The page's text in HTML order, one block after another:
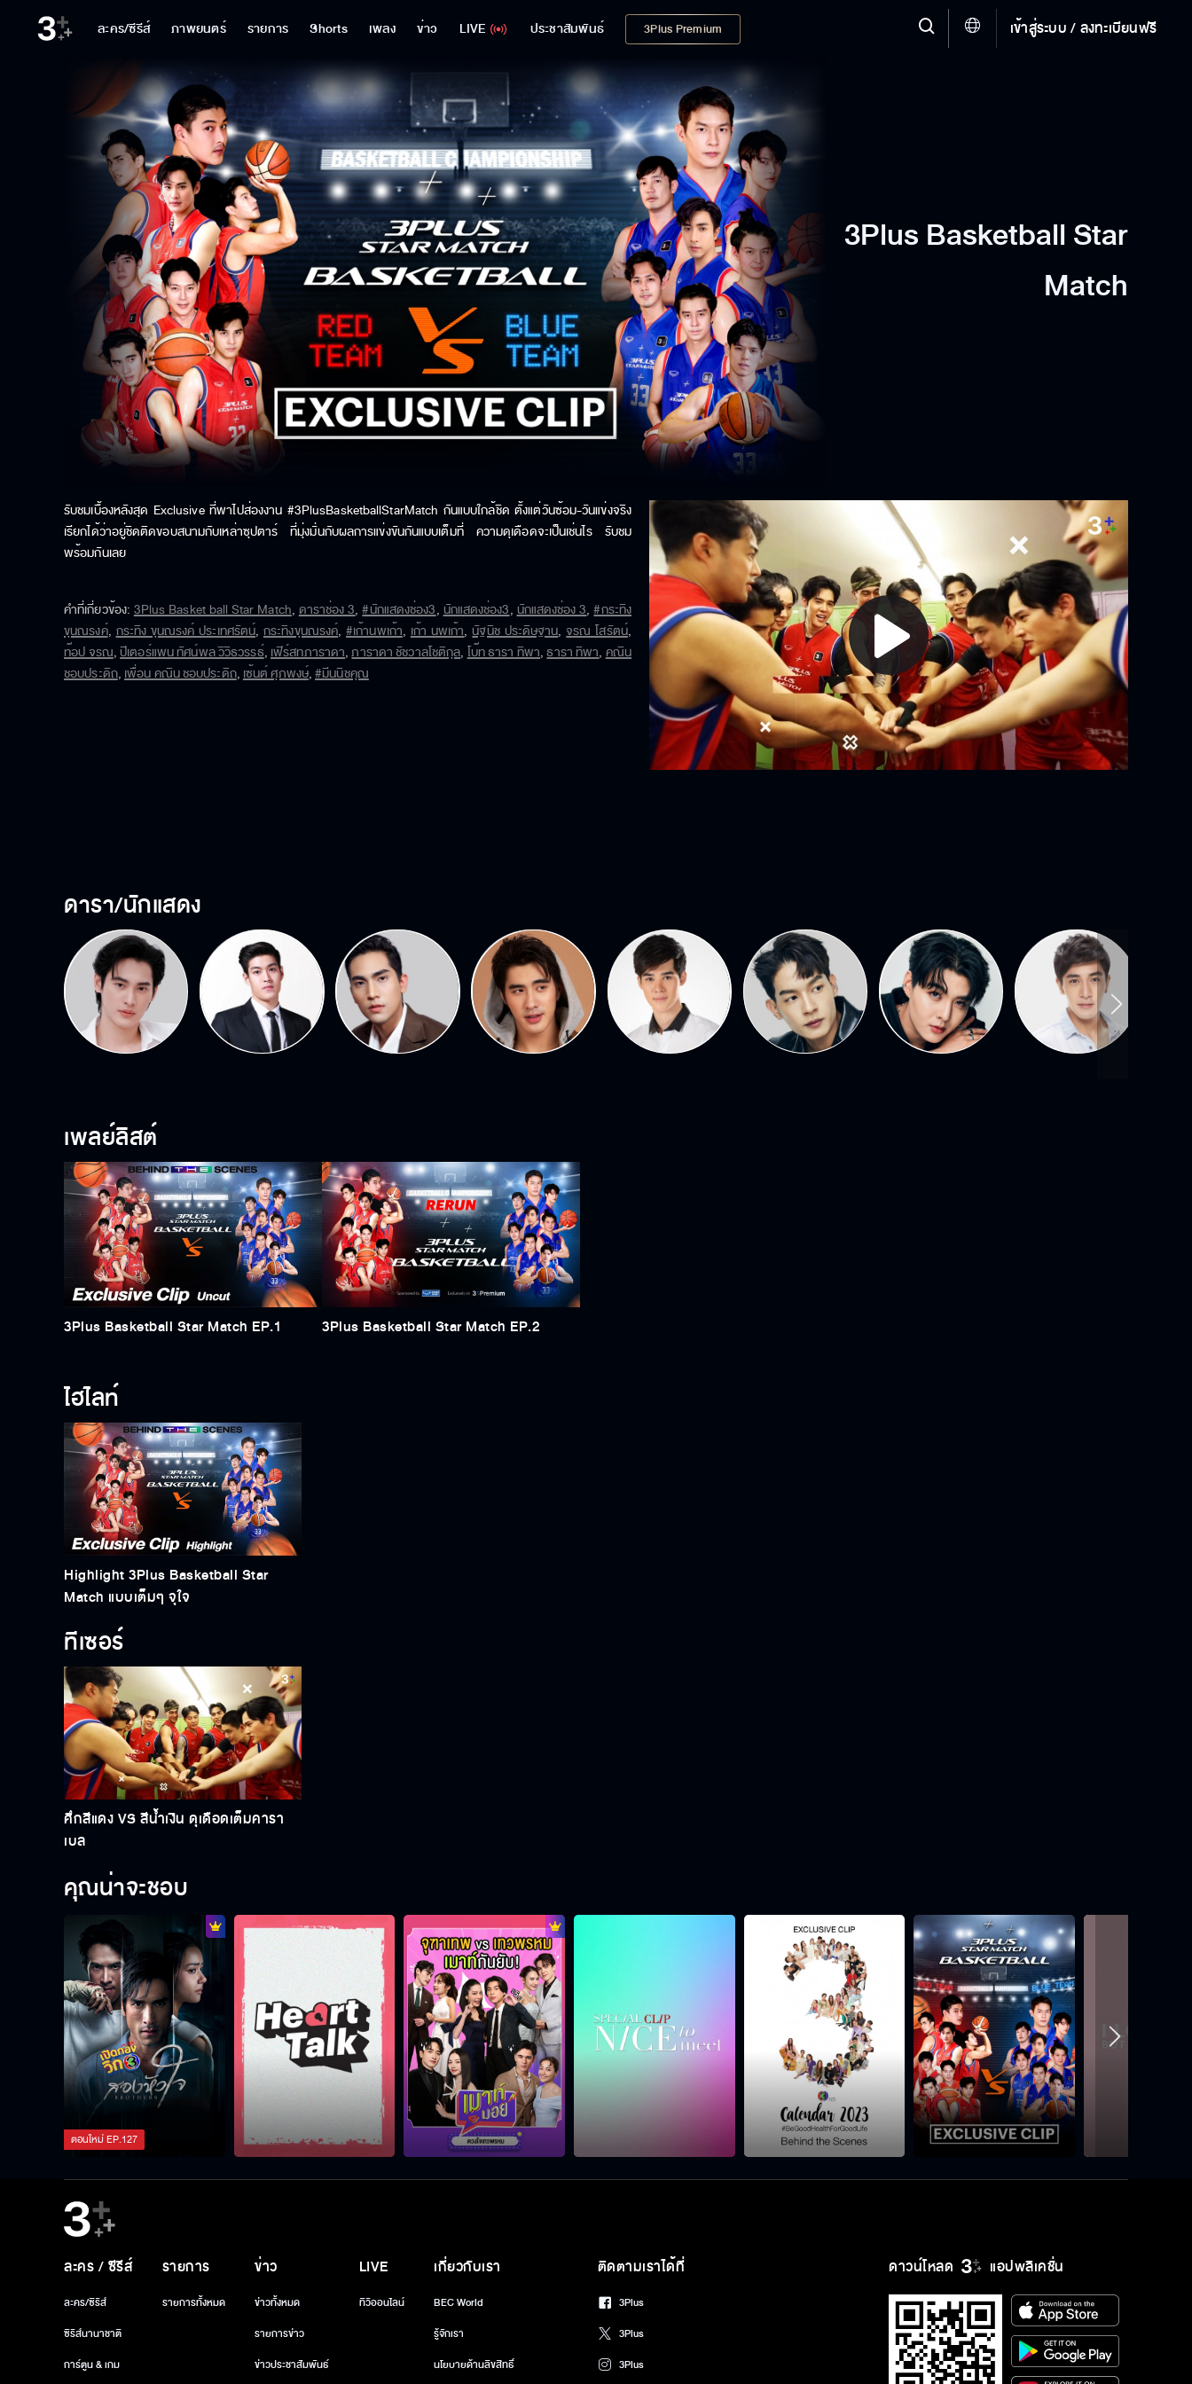
ละคร/ซีรีส์ ภาพยนตร์ รายการ Shorts เพลง ข่าว LIVE ประชาสัมพันธ์ 3Plus Premium เข้าสู่ระบบ / ลงทะเบียนฟรี
3Plus Basketball Star
Match
รับชมเบื้องหลังสุด Exclusive ที่พาไปส่องงาน #3PlusBasketballStarMatch กันแบบใกล้ชิด ตั้งแต่วันซ้อม-วันแข่งจริง
เรียกได้ว่าอยู่ชิดติดขอบสนามกับเหล่าซุปตาร์ ที่มุ่งมั่นกับผลการแข่งขันกันแบบเต็มที่ ความดุเดือดจะเป็นเช่นไร รับชม
พร้อมกันเลย
คำที่เกี่ยวข้อง: 3Plus Basket ball Star Match,ดาราช่อง 3,#นักแสดงช่อง3,นักแสดงช่อง3,นักแสดงช่อง 3,#กระทิง
ขุนณรงค์,กระทิง ขุนณรงค์ ประเทศรัตน์,กระทิงขุนณรงค์,#เก้านพเก้า, เก้า นพเก้า,นัฐนิช ประดิษฐาน,จรณ โสรัตน์,
ท๊อป จรณ,ปีเตอร์แพน ทัศน์พล วิวิธวรรธ์,เฟิร์สทภาราดา,ภาราดา ชัชวาลโชติกุล,โบ๊ท ธารา ทิพา,ธารา ทิพา,คณิน
ชอบประดิถ,เพื่อน คณิน ชอบประดิถ,เซ้นต์ ศุภพงษ์,#มีนนิชคุณ
Play
Video
ดารา/นักแสดง
เพลย์ลิสต์
3Plus Basketball Star Match EP.1 3Plus Basketball Star Match EP.2
ไฮไลท์
Highlight 3Plus Basketball Star
Match แบบเต็มๆ จุใจ
ทีเซอร์
ศึกสีแดง VS สีน้ำเงิน ดุเดือดเต็มคารา
เบล
คุณน่าจะชอบ
ตอนใหม่EP.127
ดาวน์โหลด แอปพลิเคชั่น
ละคร / ซีรีส์
ละคร/ซีรีส์
ซีรีส์นานาชาติ
การ์ตูน & เกม
รายการ
รายการทั้งหมด
ข่าว
ข่าวทั้งหมด
รายการข่าว
ข่าวประชาสัมพันธ์
LIVE
ทีวีออนไลน์
เกี่ยวกับเรา
BEC World
รู้จักเรา
นโยบายด้านลิขสิทธิ์
ติดตามเราได้ที่
3Plus
3Plus
3Plus